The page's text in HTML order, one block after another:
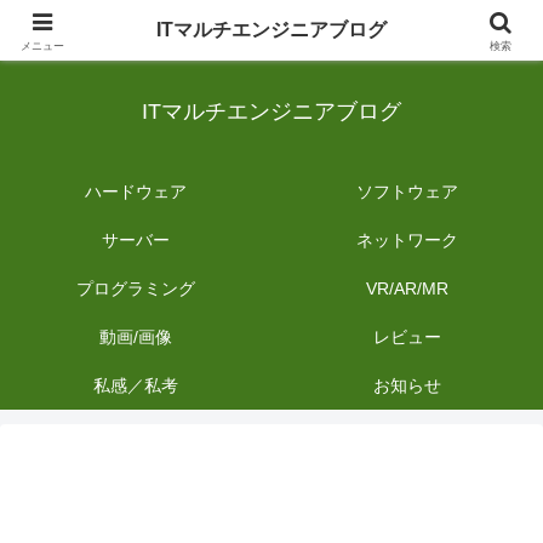
日常のIT業務を備忘録として発信。商品レビューやDIYの作業内容も投稿しま
ITマルチエンジニアブログ
ハードウェア ソフトウェア
サーバー ネットワーク
プログラミング VR/AR/MR
動画/画像 レビュー
私感／私考 お知らせ
メニュー
ITマルチエンジニアブログ
検索